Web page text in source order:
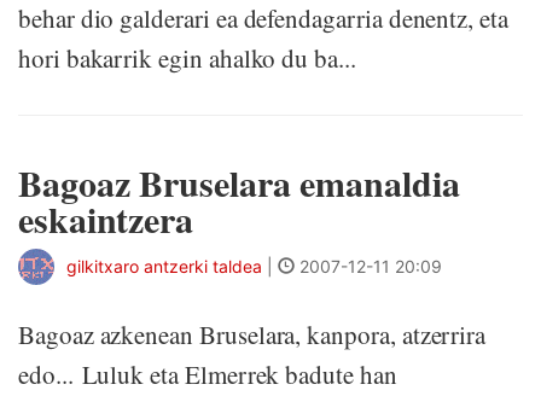
behar dio galderari ea defendagarria denentz, eta
hori bakarrik egin ahalko du ba...
Bagoaz Bruselara emanaldia
eskaintzera
gilkitxaro antzerki taldea 2007-12-11 20:09
Bagoaz azkenean Bruselara, kanpora, atzerrira
edo... Luluk eta Elmerrek badute han